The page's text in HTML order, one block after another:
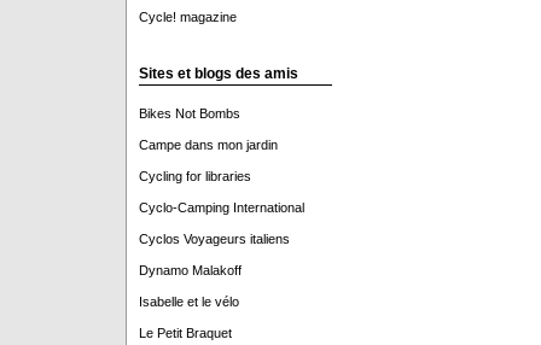
Cycle! magazine
Sites et blogs des amis
Bikes Not Bombs
Campe dans mon jardin
Cycling for libraries
Cyclo-Camping International
Cyclos Voyageurs italiens
Dynamo Malakoff
Isabelle et le vélo
Le Petit Braquet